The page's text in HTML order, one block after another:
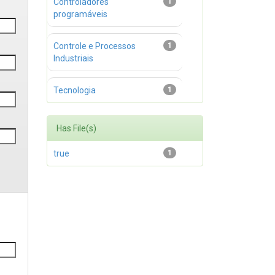
programáveis
1
Controle e Processos
Industriais
1
Tecnologia
Has File(s)
1
true